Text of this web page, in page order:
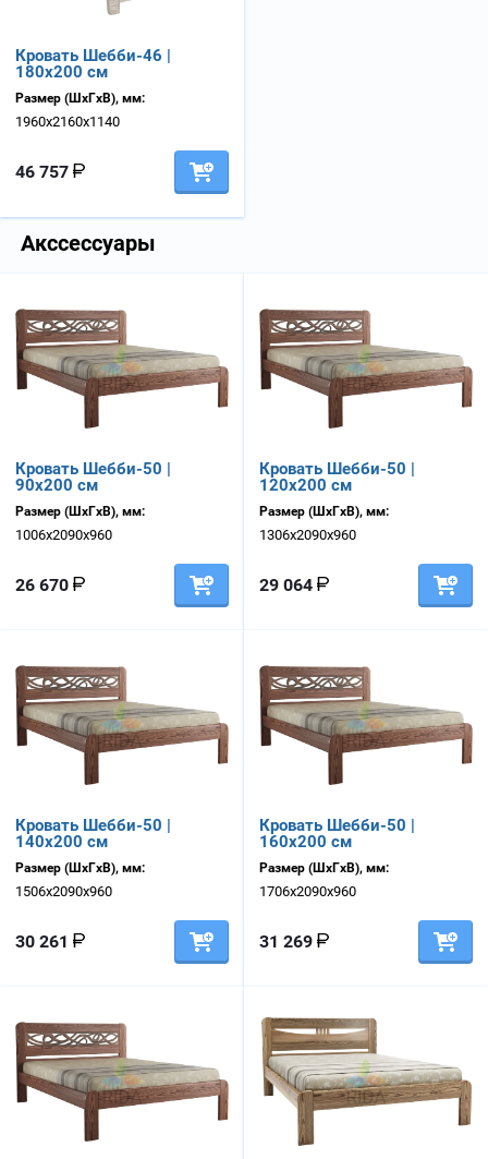
Кровать Шебби-46 |
180х200 см
Размер (ШхГхВ), мм:
1960х2160х1140
46 757
Акссессуары
Кровать Шебби-50 |
90х200 см
Размер (ШхГхВ), мм:
1006х2090х960
26 670
Кровать Шебби-50 |
120х200 см
Размер (ШхГхВ), мм:
1306х2090х960
29 064
Кровать Шебби-50 |
140х200 см
Размер (ШхГхВ), мм:
1506х2090х960
30 261
Кровать Шебби-50 |
160х200 см
Размер (ШхГхВ), мм:
1706х2090х960
31 269